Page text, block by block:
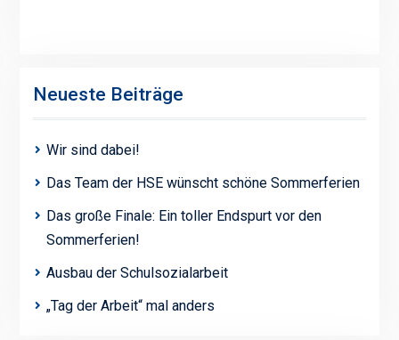
Neueste Beiträge
Wir sind dabei!
Das Team der HSE wünscht schöne Sommerferien
Das große Finale: Ein toller Endspurt vor den
Sommerferien!
Ausbau der Schulsozialarbeit
„Tag der Arbeit“ mal anders